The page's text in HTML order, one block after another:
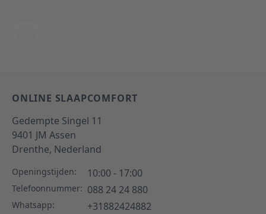
ONLINE SLAAPCOMFORT
Gedempte Singel 11
9401 JM Assen
Drenthe, Nederland
Openingstijden: 10:00 - 17:00
Telefoonnummer: 088 24 24 880
Whatsapp: +31882424882